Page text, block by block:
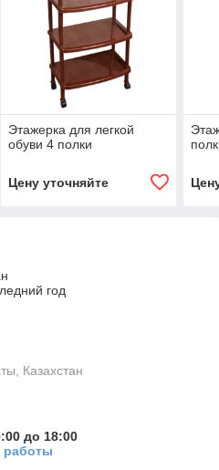
Этажерка для легкой
обуви 4 полки
Цену уточняйте
год
Казахстан
до 18:00
работы